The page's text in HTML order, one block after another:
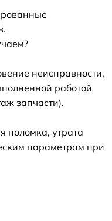
неисправности,
работой
запчасти).
поломка, утрата
параметрам при